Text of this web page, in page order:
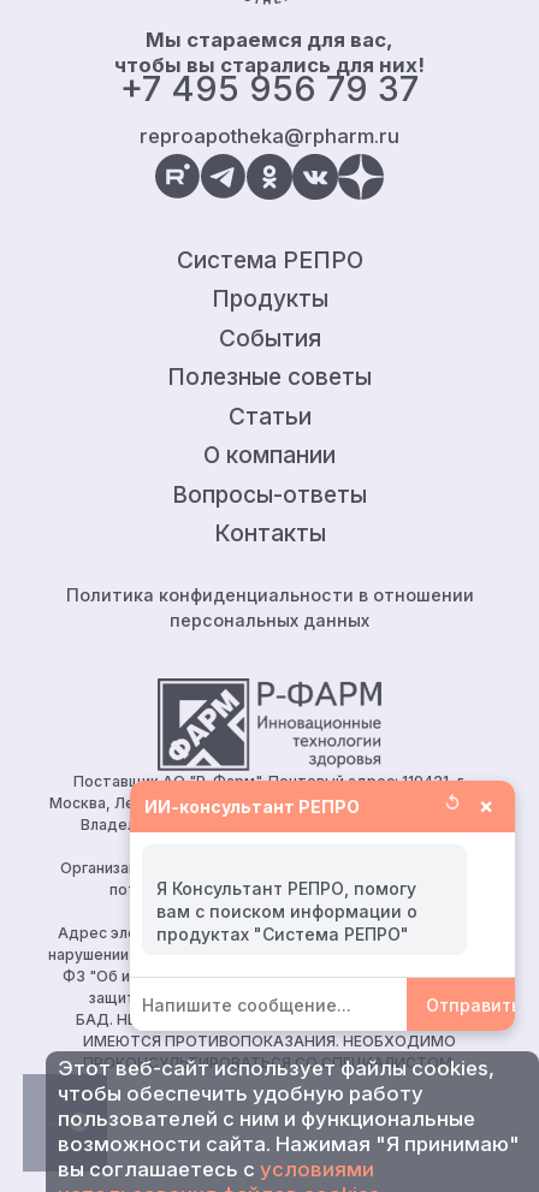
+7 495 956 79 37
reproapotheka@rpharm.ru
Мы стараемся для вас,
чтобы вы старались для них!
Система РЕПРО
Продукты
События
Полезные советы
Статьи
О компании
Вопросы-ответы
Контакты
Политика конфиденциальности в отношении
персональных данных
Поставщик АО "Р-Фарм". Почтовый адрес: 119421, г.
Москва, Ленинский проспект, д.111, корп.1, этаж 5, ком.128.
Владелец сайта: АО «Р-Фарм» 123154, Москва, ул.
Организация, уполномоченная принимать претензии от
потребителей: ООО «Р-Фарм Косметикс»
Тел:+7 (495) 165 10 75
Адрес электронной почты для направления заявления о
нарушении авторских и (или) смежных прав (ч. 2 ст. 10, 149-
ФЗ "Об информации, информационных технологиях и о
защите информации")
reproapotheka@rpharm.ru
БАД. НЕ ЯВЛЯЕТСЯ ЛЕКАРСТВЕННЫМ СРЕДСТВОМ.
ИМЕЮТСЯ ПРОТИВОПОКАЗАНИЯ. НЕОБХОДИМО
ПРОКОНСУЛЬТИРОВАТЬСЯ СО СПЕЦИАЛИСТОМ.
Этот веб-сайт использует файлы cookies,
чтобы обеспечить удобную работу
пользователей с ним и функциональные
возможности сайта. Нажимая "Я принимаю"
вы соглашаетесь с условиями
ИИ-консультант РЕПРО ↺ ×
Я Консультант РЕПРО, помогу
вам с поиском информации о
Отправить